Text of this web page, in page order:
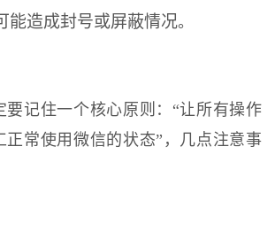
能造成封号或屏蔽情况。
要记住一个核心原则：“让所有操作
正常使用微信的状态”，几点注意事